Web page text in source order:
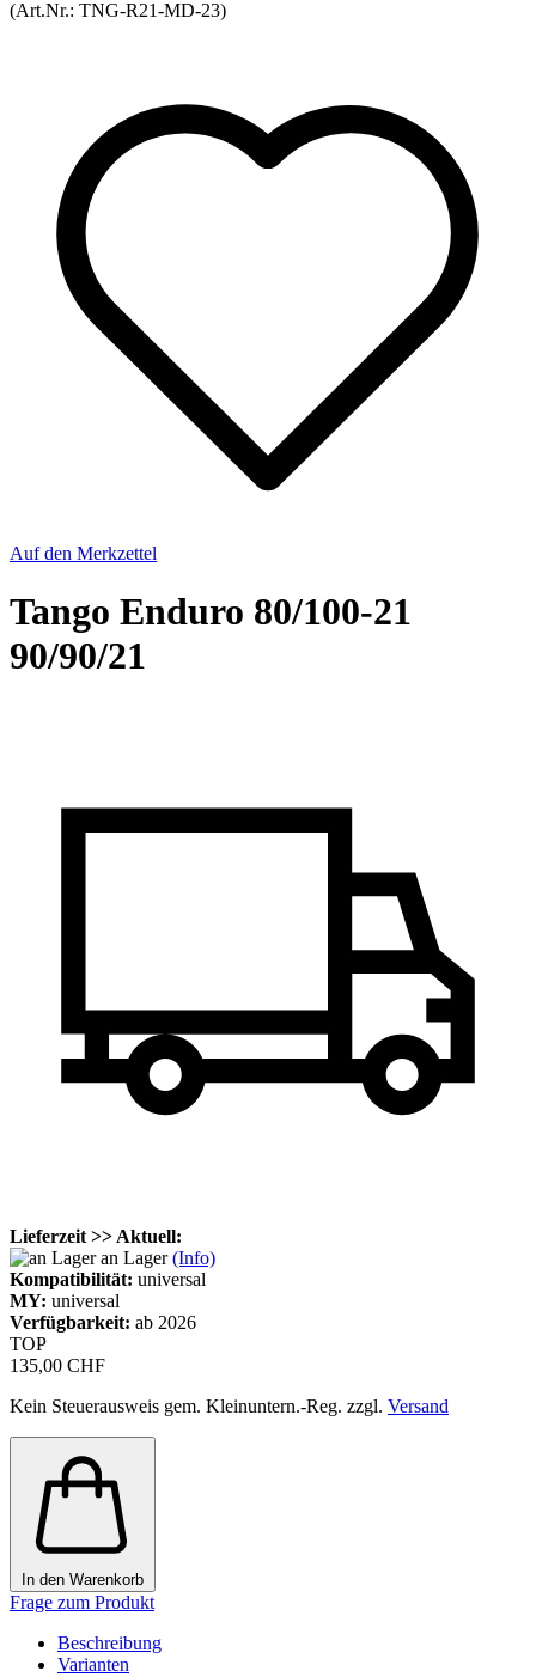
(Art.Nr.: TNG-R21-MD-23)
Auf den Merkzettel
Tango Enduro 80/100-21
90/90/21
Lieferzeit >> Aktuell:
an Lager(Info)
Kompatibilität: universal
MY: universal
Verfügbarkeit: ab 2026
TOP
135,00 CHF
Kein Steuerausweis gem. Kleinuntern.-Reg. zzgl. Versand
In den Warenkorb
Frage zum Produkt
Beschreibung
Varianten